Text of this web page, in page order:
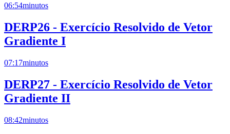
06:54minutos
DERP26 - Exercício Resolvido de Vetor
Gradiente I
07:17minutos
DERP27 - Exercício Resolvido de Vetor
Gradiente II
08:42minutos